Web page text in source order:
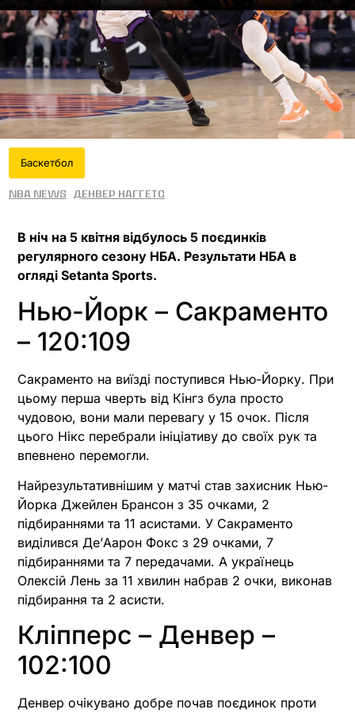
Баскетбол
NBA News Денвер Наггетс
В ніч на 5 квітня відбулось 5 поєдинків
регулярного сезону НБА. Результати НБА в
огляді Setanta Sports.
Нью-Йорк – Сакраменто
– 120:109
Сакраменто на виїзді поступився Нью-Йорку. При
цьому перша чверть від Кінгз була просто
чудовою, вони мали перевагу у 15 очок. Після
цього Нікс перебрали ініціативу до своїх рук та
впевнено перемогли.
Найрезультативнішим у матчі став захисник Нью-
Йорка Джейлен Брансон з 35 очками, 2
підбираннями та 11 асистами. У Сакраменто
виділився Де’Аарон Фокс з 29 очками, 7
підбираннями та 7 передачами. А українець
Олексій Лень за 11 хвилин набрав 2 очки, виконав
підбирання та 2 асисти.
Кліпперс – Денвер –
102:100
Денвер очікувано добре почав поєдинок проти